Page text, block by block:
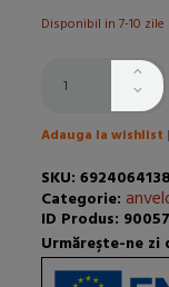
Disponibil in 7-10 zile
Adauga la wishlist |
SKU:
Categorie:
ID Produs:
Urmăreşte-ne zi